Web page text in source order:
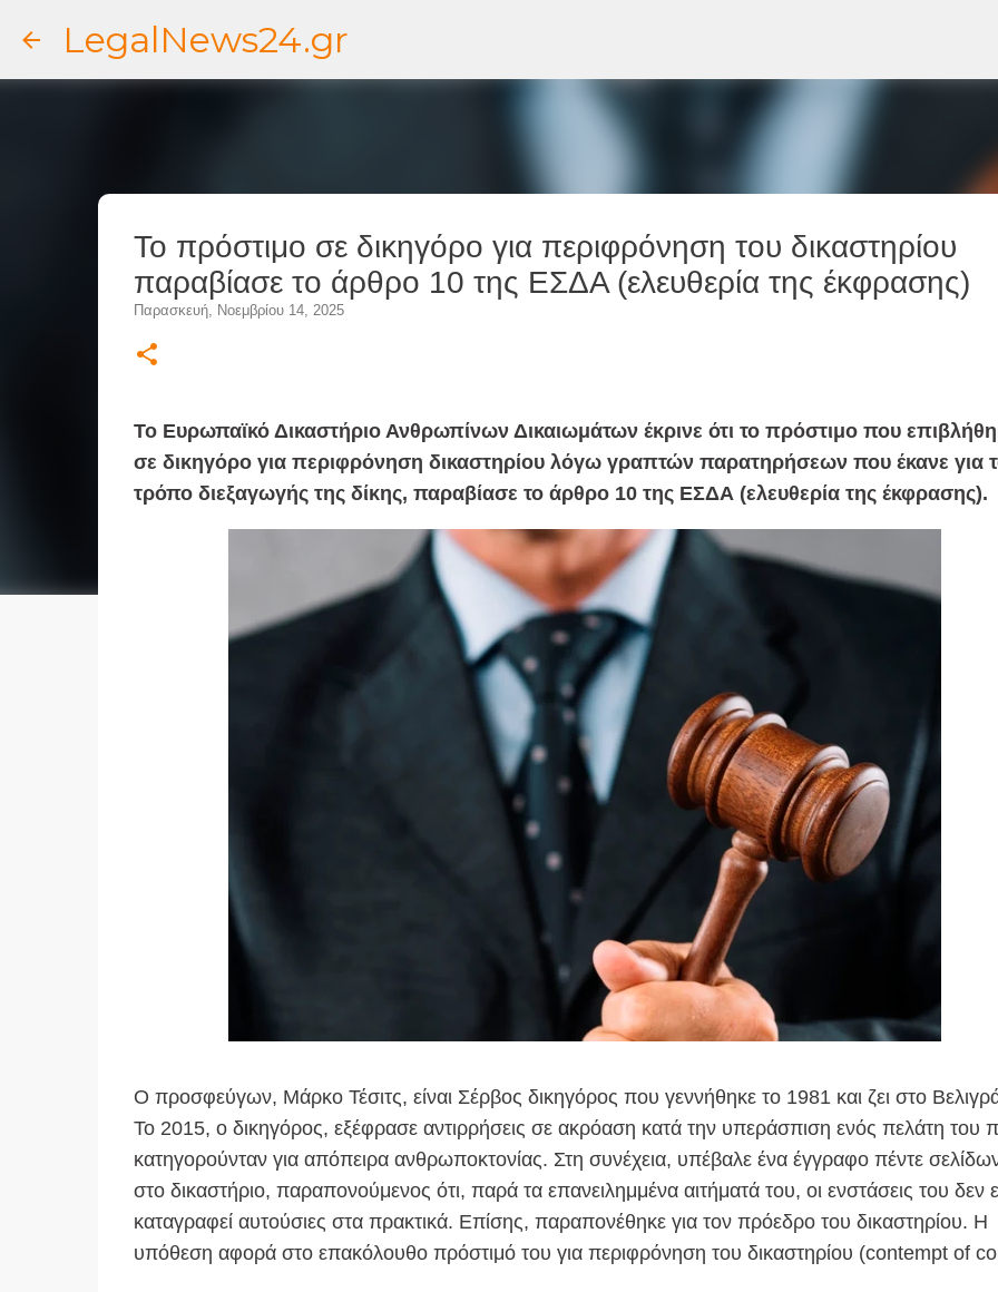
LegalNews24.gr
Το πρόστιμο σε δικηγόρο για περιφρόνηση του δικαστηρίου
παραβίασε το άρθρο 10 της ΕΣΔΑ (ελευθερία της έκφρασης)
Παρασκευή, Νοεμβρίου 14, 2025
Το Ευρωπαϊκό Δικαστήριο Ανθρωπίνων Δικαιωμάτων έκρινε ότι το πρόστιμο που
σε δικηγόρο για περιφρόνηση δικαστηρίου λόγω γραπτών παρατηρήσεων που έκανε για
τρόπο διεξαγωγής της δίκης, παραβίασε το άρθρο 10 της ΕΣΔΑ (ελευθερία της έκφρασης).
Ο προσφεύγων, Μάρκο Τέσιτς, είναι Σέρβος δικηγόρος που γεννήθηκε το 1981 και ζει στο
Το 2015, ο δικηγόρος, εξέφρασε αντιρρήσεις σε ακρόαση κατά την υπεράσπιση ενός πελάτη του
κατηγορούνταν για απόπειρα ανθρωποκτονίας. Στη συνέχεια, υπέβαλε ένα έγγραφο πέντε
στο δικαστήριο, παραπονούμενος ότι, παρά τα επανειλημμένα αιτήματά του, οι ενστάσεις του δεν
καταγραφεί αυτούσιες στα πρακτικά. Επίσης, παραπονέθηκε για τον πρόεδρο του δικαστηρίου. Η
υπόθεση αφορά στο επακόλουθο πρόστιμό του για περιφρόνηση του δικαστηρίου (contempt of